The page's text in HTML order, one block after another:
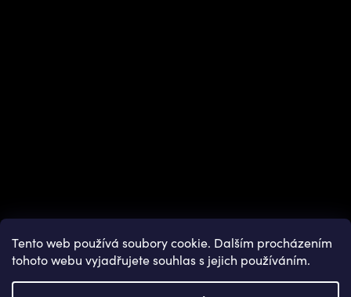
Tento web používá soubory cookie. Dalším procházením
tohoto webu vyjadřujete souhlas s jejich používáním.